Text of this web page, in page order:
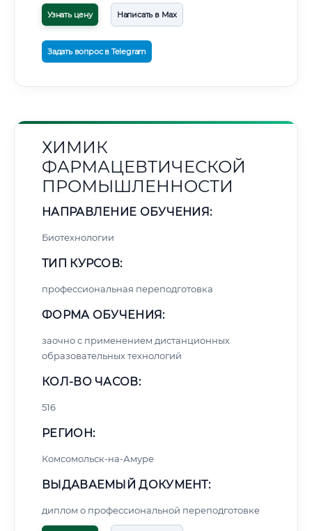
Узнать цену Написать в Max
Задать вопрос в Telegram
ХИМИК
ФАРМАЦЕВТИЧЕСКОЙ
ПРОМЫШЛЕННОСТИ
НАПРАВЛЕНИЕ ОБУЧЕНИЯ:
Биотехнологии
ТИП КУРСОВ:
профессиональная переподготовка
ФОРМА ОБУЧЕНИЯ:
заочно с применением дистанционных
образовательных технологий
КОЛ-ВО ЧАСОВ:
516
РЕГИОН:
Комсомольск-на-Амуре
ВЫДАВАЕМЫЙ ДОКУМЕНТ:
диплом о профессиональной переподготовке